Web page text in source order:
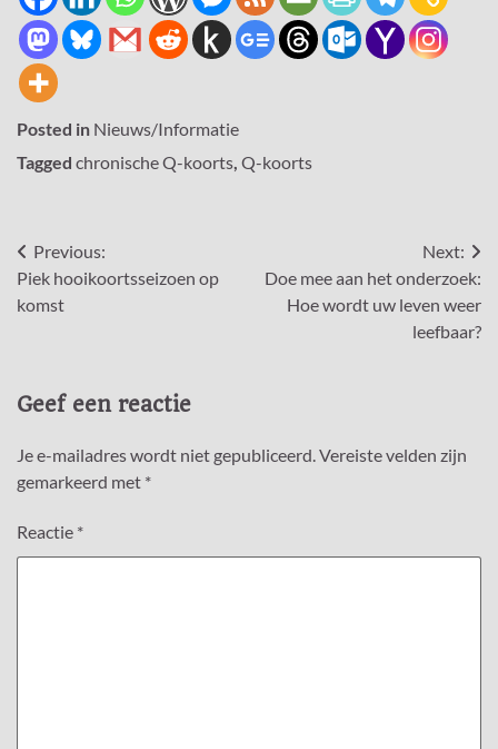
Posted in Nieuws/Informatie
Tagged chronische Q-koorts, Q-koorts
Bericht
navigatie
Previous:
Piek hooikoortsseizoen op
komst
Next:
Doe mee aan het onderzoek:
Hoe wordt uw leven weer
leefbaar?
Geef een reactie
Je e-mailadres wordt niet gepubliceerd.Vereiste velden zijn
gemarkeerd met *
Reactie *